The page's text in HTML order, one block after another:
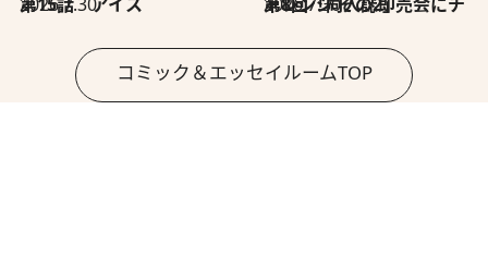
コミック＆エッセイルームTOP